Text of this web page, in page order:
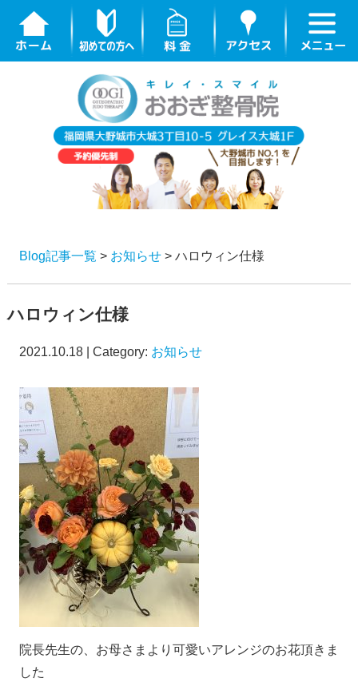
Blog記事一覧 > お知らせ> ハロウィン仕様
ハロウィン仕様
2021.10.18 | Category: お知らせ
院長先生の、お母さまより可愛いアレンジのお花頂きま
した